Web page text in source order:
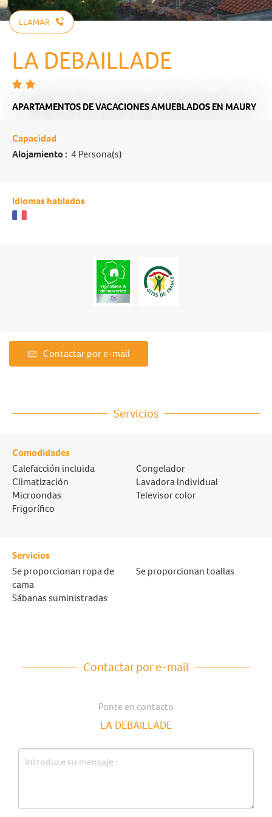
LLAMAR
LA DEBAILLADE
APARTAMENTOS DE VACACIONES AMUEBLADOSEN MAURY
Capacidad
Alojamiento : 4 Persona(s)
Idiomas hablados
Contactar por e-mail
Servicios
Comodidades
Calefacción incluida
Climatización
Microondas
Frigorífico
Congelador
Lavadora individual
Televisor color
Servicios
Se proporcionan ropa de
cama
Sábanas suministradas
Se proporcionan toallas
Contactar por e-mail
Ponte en contacto
LA DEBAILLADE